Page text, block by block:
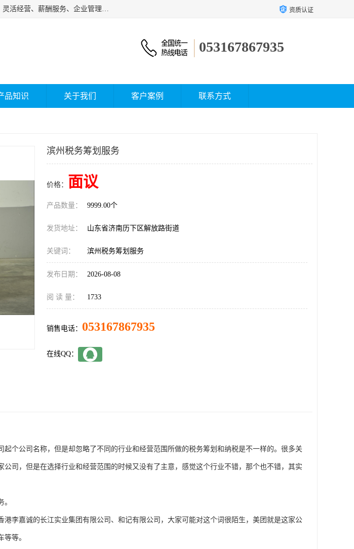
济南邦孚服务外包有限公司是专业从事灵活用工、人事代理、业务外包,社税优化、劳务外包、灵活经营、薪酬服务、企业管理咨询等的全国性的服务外包机构，邦孚人力—合法合规的灵活用工、人力外包、劳务派遣、共享经济财税优化专家，是国内提供企业人力资源综合解决方案有影响的人力资源公司之一。 资质认证
053167867935
品知识 关于我们 客户案例 联系方式
滨州税务筹划服务
价格： 面议
产品数量： 9999.00个
发货地址： 山东省济南历下区解放路街道
关键词： 滨州税务筹划服务
发布日期： 2026-08-08
阅 读 量： 1733
销售电话： 053167867935
在线QQ：
个公司名称，但是却忽略了不同的行业和经营范围所做的税务筹划和纳税是不一样的。很多关
司，但是在选择行业和经营范围的时候又没有了主意，感觉这个行业不错，那个也不错，其实
李嘉诚的长江实业集团有限公司、和记有限公司，大家可能对这个词很陌生，美团就是这家公
等。